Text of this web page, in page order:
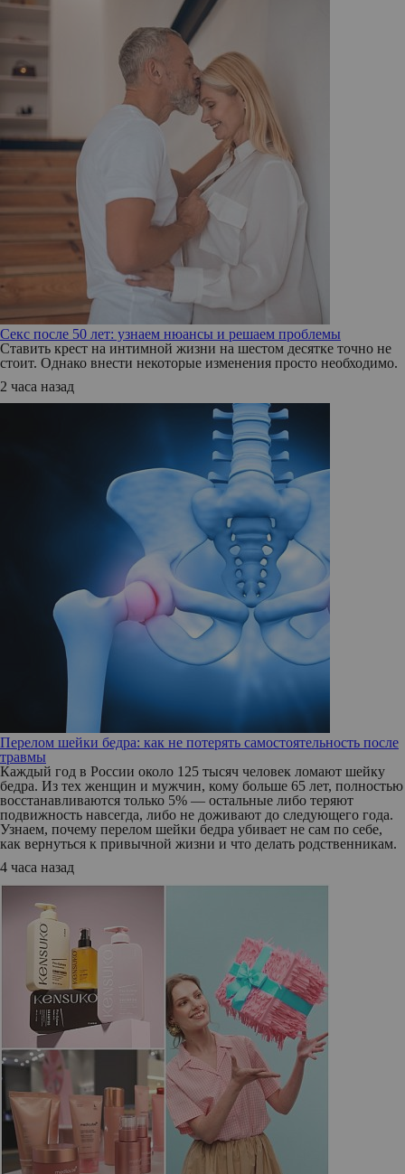
Секс после 50 лет: узнаем нюансы и решаем проблемы
Ставить крест на интимной жизни на шестом десятке точно не
стоит. Однако внести некоторые изменения просто необходимо.
2 часа назад
Перелом шейки бедра: как не потерять самостоятельность после
травмы
Каждый год в России около 125 тысяч человек ломают шейку
бедра. Из тех женщин и мужчин, кому больше 65 лет, полностью
восстанавливаются только 5% — остальные либо теряют
подвижность навсегда, либо не доживают до следующего года.
Узнаем, почему перелом шейки бедра убивает не сам по себе,
как вернуться к привычной жизни и что делать родственникам.
4 часа назад